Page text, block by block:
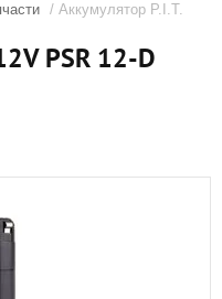
/ Аккумулятор P.I.T.
PSR 12-D